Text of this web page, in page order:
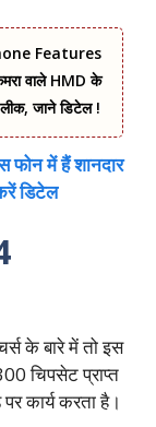
Features
वाले HMD के
जाने डिटेल !
में हैं शानदार
डिटेल
के बारे में तो इस
चिपसेट प्राप्त
कार्य करता है।